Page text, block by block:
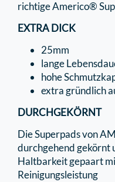
richtige Americo®
EXTRA DICK
25mm
lange
hohe
extra gründlich
DURCHGEKÖRNT
Die Superpads von
durchgehend gekörnt
Haltbarkeit gepaart
Reinigungsleistung